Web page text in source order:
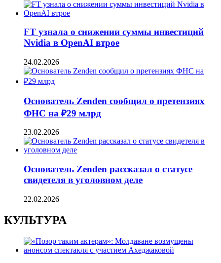
FT узнала о снижении суммы инвестиций
Nvidia в OpenAI втрое
24.02.2026
Основатель Zenden сообщил о претензиях
ФНС на ₽29 млрд
23.02.2026
Основатель Zenden рассказал о статусе
свидетеля в уголовном деле
22.02.2026
КУЛЬТУРА